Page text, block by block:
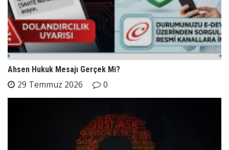
Ahsen Hukuk Mesajı Gerçek Mi?
29 Temmuz 2026 0